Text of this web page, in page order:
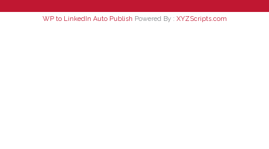
WP to LinkedIn Auto Publish Powered By : XYZScripts.com